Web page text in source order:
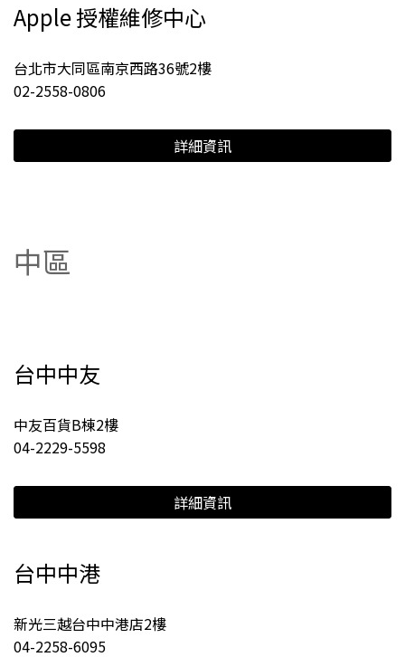
Apple 授權維修中心
台北市大同區南京西路36號2樓
02-2558-0806
詳細資訊
中區
台中中友
中友百貨B棟2樓
04-2229-5598
詳細資訊
台中中港
新光三越台中中港店2樓
04-2258-6095